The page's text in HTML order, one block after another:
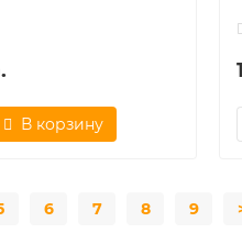
В корзину
6 7 8 9